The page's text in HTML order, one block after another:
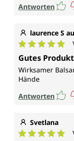
Antworten
laurence S
Gutes Produkt
Wirksamer
Hände
Antworten
Svetlana